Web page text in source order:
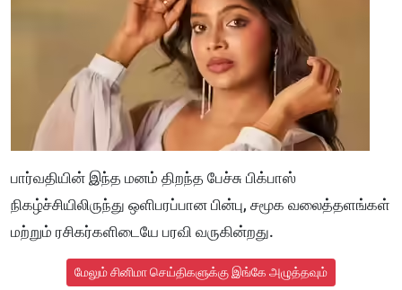
பார்வதியின் இந்த மனம் திறந்த பேச்சு பிக்பாஸ்
நிகழ்ச்சியிலிருந்து ஒளிபரப்பான பின்பு, சமூக வலைத்தளங்கள்
மற்றும் ரசிகர்களிடையே பரவி வருகின்றது.
மேலும் சினிமா செய்திகளுக்கு இங்கே அழுத்தவும்